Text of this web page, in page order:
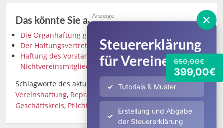
×
Anzeige
650,00€
399,00€
Steuererklärung
für Vereine
Tutorials & Muster
Erstellung und Abgabe
der Steuererklärung
Das könnte Sie auch interessieren
Die Organhaftung gem. § 31 BGB
Der Haftungsvertreter
Haftung des Vorstands gegenüber
Nichtvereinsmitgliedern
Schlagworte des aktuellen Beitrags:
Vereinshaftung, Repräsentant,Vertretungsmacht,
Geschäftskreis, Pflichtverletzung